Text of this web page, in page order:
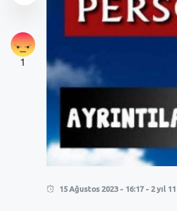
1
15 Ağustos 2023 - 16:17 - 2 yıl